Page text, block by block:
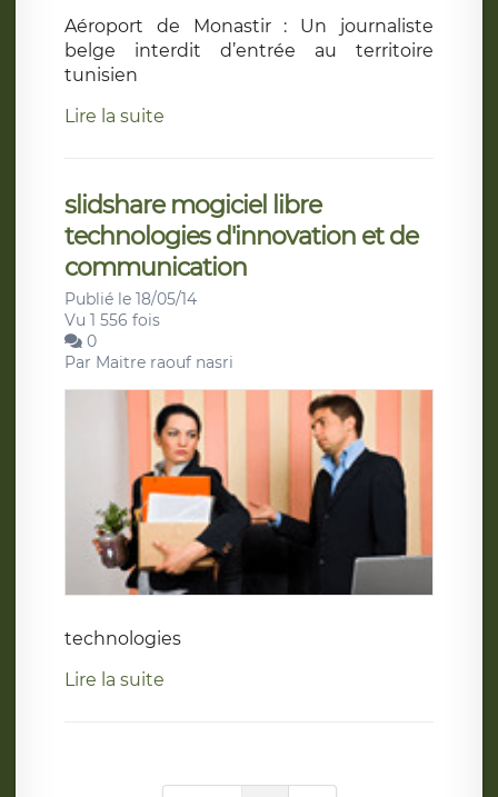
Aéroport de Monastir : Un journaliste
belge interdit d’entrée au territoire
tunisien
Lire la suite
slidshare mogiciel libre
technologies d'innovation et de
communication
Publié le 18/05/14
Vu 1 556 fois
0
Par Maitre raouf nasri
technologies
Lire la suite